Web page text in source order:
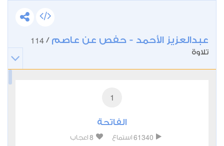
عبدالعزيز الأحمد - حفص عن عاصم /
114
تلاوة
1
الفاتحة
61340 استماع 8 اعجاب